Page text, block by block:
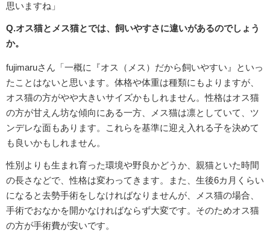
思いますね」
Q.オス猫とメス猫とでは、飼いやすさに違いがあるのでしょう
か。
fujimaruさん「一概に『オス（メス）だから飼いやすい』といっ
たことはないと思います。体格や体重は種類にもよりますが、
オス猫の方がやや大きいサイズかもしれません。性格はオス猫
の方が甘えん坊な傾向にある一方、メス猫は凛としていて、ツ
ンデレな面もあります。これらを基準に迎え入れる子を決めて
も良いかもしれません。
性別よりも生まれ育った環境や野良かどうか、親猫といた時間
の長さなどで、性格は変わってきます。また、生後6カ月くらい
になると去勢手術をしなければなりませんが、メス猫の場合、
手術でおなかを開かなければならず大変です。そのためオス猫
の方が手術費が安いです。